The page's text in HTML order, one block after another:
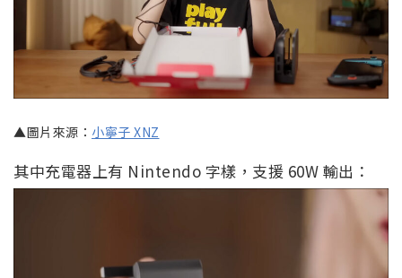
▲圖片來源： 小寧子 XNZ
其中充電器上有 Nintendo 字樣，支援 60W 輸出：